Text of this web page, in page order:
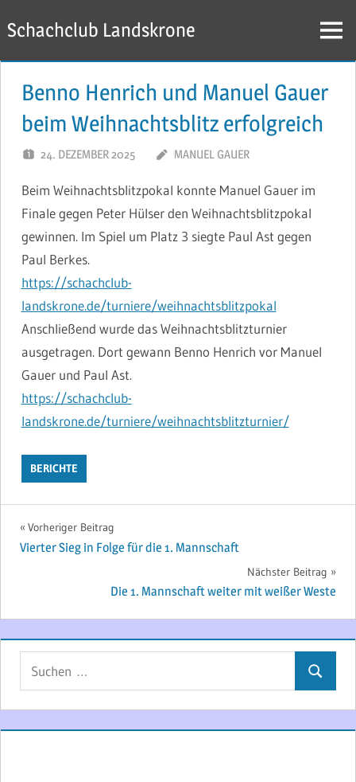
Inhalt
springen
Schachclub Landskrone Menü
Benno Henrich und Manuel Gauer
beim Weihnachtsblitz erfolgreich
24. DEZEMBER 2025 MANUEL GAUER
Beim Weihnachtsblitzpokal konnte Manuel Gauer im
Finale gegen Peter Hülser den Weihnachtsblitzpokal
gewinnen. Im Spiel um Platz 3 siegte Paul Ast gegen
Paul Berkes.
https://schachclub-
landskrone.de/turniere/weihnachtsblitzpokal
Anschließend wurde das Weihnachtsblitzturnier
ausgetragen. Dort gewann Benno Henrich vor Manuel
Gauer und Paul Ast.
https://schachclub-
landskrone.de/turniere/weihnachtsblitzturnier/
BERICHTE
Beitragsnavigation
Vorheriger Beitrag
Vierter Sieg in Folge für die 1. Mannschaft
Nächster Beitrag
Die 1. Mannschaft weiter mit weißer Weste
Suchen